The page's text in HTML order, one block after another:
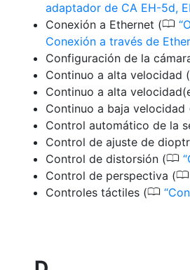
adaptador de CA EH-5d,
Conexión a Ethernet (0
Conexión a través de
Configuración de la
Continuo a alta velocidad (
Continuo a alta
Continuo a baja velocidad
Control automático de la
Control de ajuste de
Control de distorsión (0
Control de perspectiva (0
Controles táctiles (0